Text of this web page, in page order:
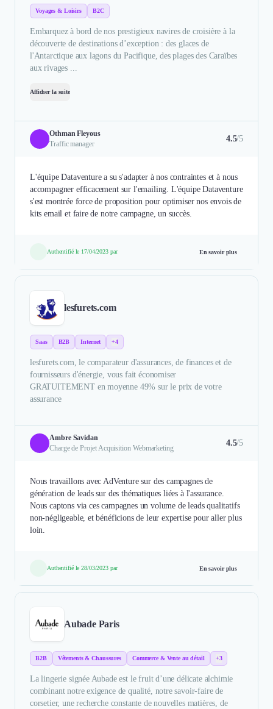
Voyages & Loisirs B2C
Embarquez à bord de nos prestigieux navires de croisière à la
découverte de destinations d’exception : des glaces de
l'Antarctique aux lagons du Pacifique, des plages des Caraïbes
aux rivages ...
Afficher la suite
Othman Fleyous
Traffic manager
4.5/5
L'équipe Dataventure a su s'adapter à nos contraintes et à nous
accompagner efficacement sur l'emailing. L'équipe Dataventure
s'est montrée force de proposition pour optimiser nos envois de
kits email et faire de notre campagne, un succès.
Authentifié le 17/04/2023 par En savoir plus
lesfurets.com
Saas B2B Internet +4
lesfurets.com, le comparateur d'assurances, de finances et de
fournisseurs d'énergie, vous fait économiser
GRATUITEMENT en moyenne 49% sur le prix de votre
assurance
Ambre Savidan
Charge de Projet Acquisition Webmarketing
4.5/5
Nous travaillons avec AdVenture sur des campagnes de
génération de leads sur des thématiques liées à l'assurance.
Nous captons via ces campagnes un volume de leads qualitatifs
non-négligeable, et bénéficions de leur expertise pour aller plus
loin.
Authentifié le 28/03/2023 par En savoir plus
Aubade Paris
B2B Vêtements & Chaussures Commerce & Vente au détail +3
La lingerie signée Aubade est le fruit d’une délicate alchimie
combinant notre exigence de qualité, notre savoir-faire de
corsetier, une recherche constante de nouvelles matières, de